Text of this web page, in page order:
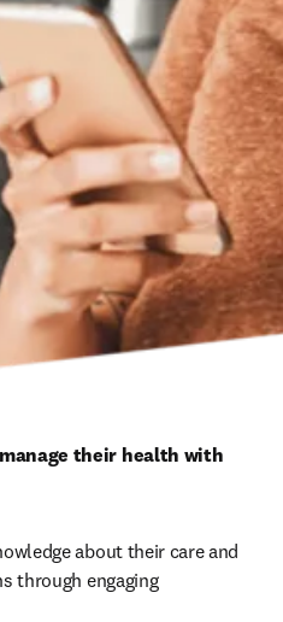
their health with
about their care and
through engaging